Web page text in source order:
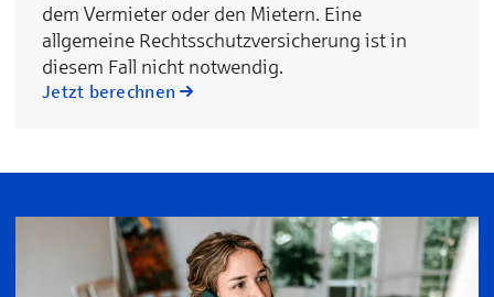
dem Vermieter oder den Mietern. Eine
allgemeine Rechtsschutzversicherung ist in
diesem Fall nicht notwendig.
Jetzt berechnen